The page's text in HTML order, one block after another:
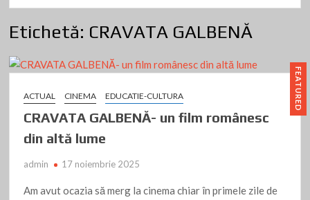
„SF. NICOLAE” DIN ANSAMBLUL MĂNĂSTIRII COMANA și a
Beianu este vizat de controlul DNA de azi
Fake News
Etichetă: CRAVATA GALBENĂ
FEATURED
ACTUAL CINEMA EDUCATIE-CULTURA
CRAVATA GALBENĂ- un film românesc
din altă lume
admin 17 noiembrie 2025
Am avut ocazia să merg la cinema chiar în primele zile de